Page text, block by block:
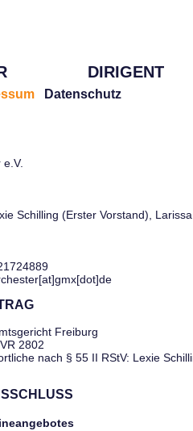
DIRIGENT
Datenschutz
Schilling (Erster Vorstand),
Freiburg
2802
nach § 55 II RStV: Lexie